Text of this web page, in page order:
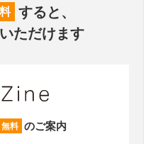
すると、
ただけます
無料 のご案内